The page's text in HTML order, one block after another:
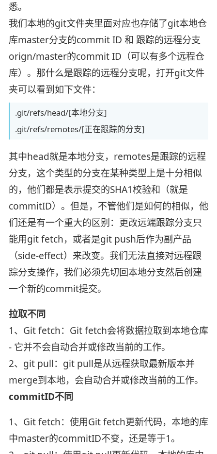
悉。
我们本地的git文件夹里面对应也存储了git本地仓
库master分支的commit ID 和 跟踪的远程分支
orign/master的commit ID（可以有多个远程仓
库）。那什么是跟踪的远程分支呢，打开git文件
夹可以看到如下文件：
.git/refs/head/[本地分支]
.git/refs/remotes/[正在跟踪的分支]
其中head就是本地分支，remotes是跟踪的远程
分支，这个类型的分支在某种类型上是十分相似
的，他们都是表示提交的SHA1校验和（就是
commitID）。但是，不管他们是如何的相似，他
们还是有一个重大的区别：更改远端跟踪分支只
能用git fetch，或者是git push后作为副产品
（side-effect）来改变。我们无法直接对远程跟
踪分支操作，我们必须先切回本地分支然后创建
一个新的commit提交。
拉取不同
1、Git fetch：Git fetch会将数据拉取到本地仓库
- 它并不会自动合并或修改当前的工作。
2、git pull：git pull是从远程获取最新版本并
merge到本地，会自动合并或修改当前的工作。
commitID不同
1、Git fetch：使用Git fetch更新代码，本地的库
中master的commitID不变，还是等于1。